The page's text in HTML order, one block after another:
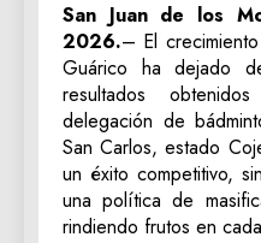
San Juan de los
2026.– El
Guárico ha dejado
resultados
delegación de
San Carlos, estado
un éxito competitivo,
una política de
rindiendo frutos en